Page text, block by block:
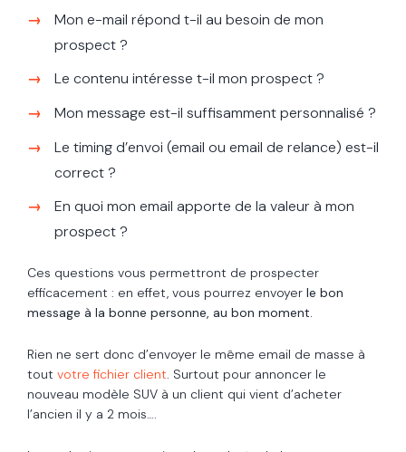
Mon e-mail répond t-il au besoin de mon
prospect ?
Le contenu intéresse t-il mon prospect ?
Mon message est-il suffisamment personnalisé ?
Le timing d’envoi (email ou email de relance) est-il
correct ?
En quoi mon email apporte de la valeur à mon
prospect ?
Ces questions vous permettront de prospecter
efficacement : en effet, vous pourrez envoyer le bon
message à la bonne personne, au bon moment.
Rien ne sert donc d’envoyer le même email de masse à
tout votre fichier client. Surtout pour annoncer le
nouveau modèle SUV à un client qui vient d’acheter
l’ancien il y a 2 mois….